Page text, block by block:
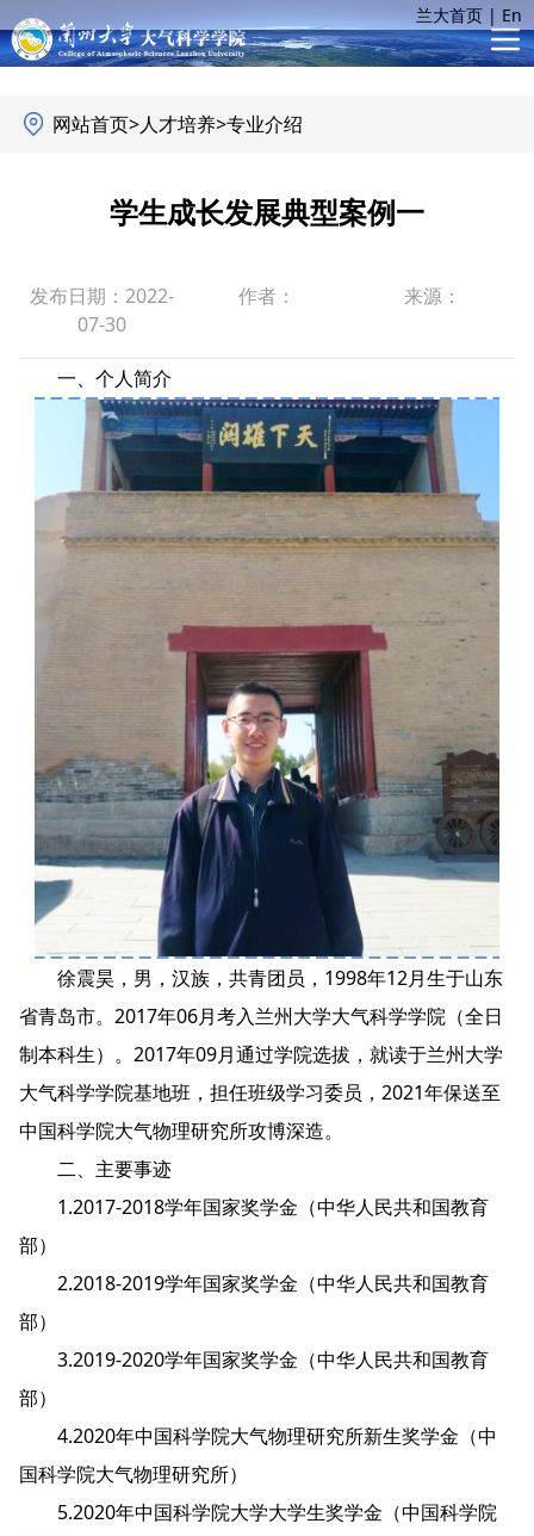
兰大首页 | En
网站首页>人才培养>专业介绍
学生成长发展典型案例一
发布日期：2022-
07-30
作者： 来源：
一、个人简介
徐震昊，男，汉族，共青团员，1998年12月生于山东
省青岛市。2017年06月考入兰州大学大气科学学院（全日
制本科生）。2017年09月通过学院选拔，就读于兰州大学
大气科学学院基地班，担任班级学习委员，2021年保送至
中国科学院大气物理研究所攻博深造。
二、主要事迹
1.2017-2018学年国家奖学金（中华人民共和国教育
部）
2.2018-2019学年国家奖学金（中华人民共和国教育
部）
3.2019-2020学年国家奖学金（中华人民共和国教育
部）
4.2020年中国科学院大气物理研究所新生奖学金（中
国科学院大气物理研究所）
5.2020年中国科学院大学大学生奖学金（中国科学院